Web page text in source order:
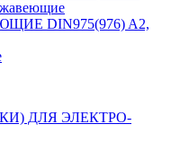
DIN975(976) A2,
ДЛЯ ЭЛЕКТРО-